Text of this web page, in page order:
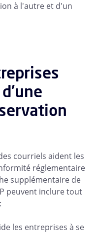
à l'autre et d'un
courriels aident les
réglementaire
supplémentaire de
peuvent inclure tout
les entreprises à se